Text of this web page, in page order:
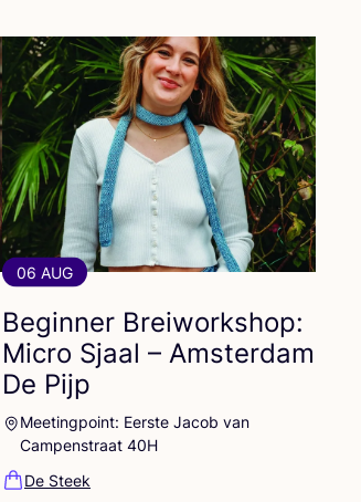
06 AUG
Beginner Breiworkshop:
Micro Sjaal – Amsterdam
De Pijp
Meetingpoint: Eerste Jacob van
Campenstraat 40H
De Steek